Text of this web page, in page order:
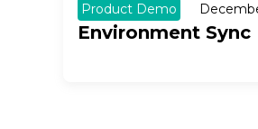
Product Demo
Environment Sync